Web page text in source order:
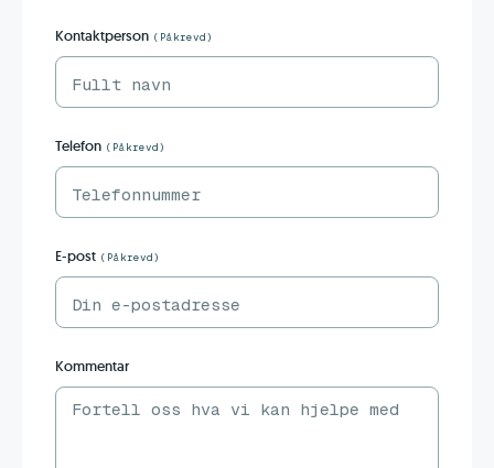
Kontaktperson (Påkrevd)
Telefon (Påkrevd)
E-post (Påkrevd)
Kommentar